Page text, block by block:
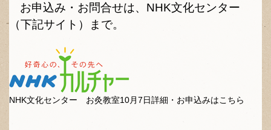
お申込み・お問合せは、NHK文化センター
（下記サイト）まで。
NHK文化センター お灸教室10月7日詳細・お申込みはこちら